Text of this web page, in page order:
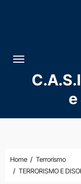
e
Home
Terrorismo
TERRORISMO E